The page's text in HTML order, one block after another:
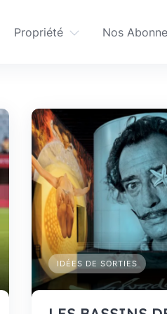
Propriété Nos
IDÉES DE SORTIES